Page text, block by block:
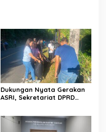
Dukungan Nyata Gerakan
ASRI, Sekretariat DPRD